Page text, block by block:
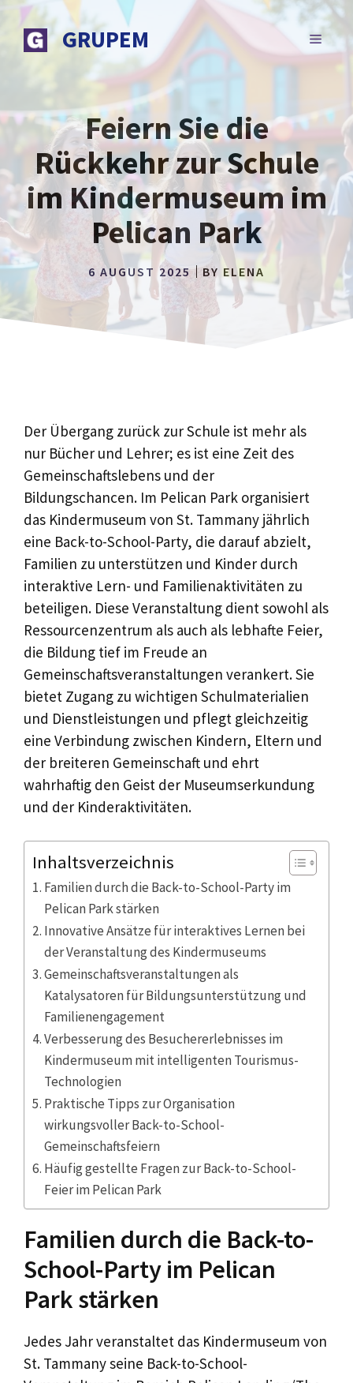
Zum
Inhalt
springen
GRUPEM MENÜ
Feiern Sie die
Rückkehr zur Schule
im Kindermuseum im
Pelican Park
6 AUGUST 2025 BY ELENA
Der Übergang zurück zur Schule ist mehr als
nur Bücher und Lehrer; es ist eine Zeit des
Gemeinschaftslebens und der
Bildungschancen. Im Pelican Park organisiert
das Kindermuseum von St. Tammany jährlich
eine Back-to-School-Party, die darauf abzielt,
Familien zu unterstützen und Kinder durch
interaktive Lern- und Familienaktivitäten zu
beteiligen. Diese Veranstaltung dient sowohl als
Ressourcenzentrum als auch als lebhafte Feier,
die Bildung tief im Freude an
Gemeinschaftsveranstaltungen verankert. Sie
bietet Zugang zu wichtigen Schulmaterialien
und Dienstleistungen und pflegt gleichzeitig
eine Verbindung zwischen Kindern, Eltern und
der breiteren Gemeinschaft und ehrt
wahrhaftig den Geist der Museumserkundung
und der Kinderaktivitäten.
Inhaltsverzeichnis
Familien durch die Back-to-School-Party im
Pelican Park stärken
Innovative Ansätze für interaktives Lernen bei
der Veranstaltung des Kindermuseums
Gemeinschaftsveranstaltungen als
Katalysatoren für Bildungsunterstützung und
Familienengagement
Verbesserung des Besuchererlebnisses im
Kindermuseum mit intelligenten Tourismus-
Technologien
Praktische Tipps zur Organisation
wirkungsvoller Back-to-School-
Gemeinschaftsfeiern
Häufig gestellte Fragen zur Back-to-School-
Feier im Pelican Park
Familien durch die Back-to-
School-Party im Pelican
Park stärken
Jedes Jahr veranstaltet das Kindermuseum von
St. Tammany seine Back-to-School-